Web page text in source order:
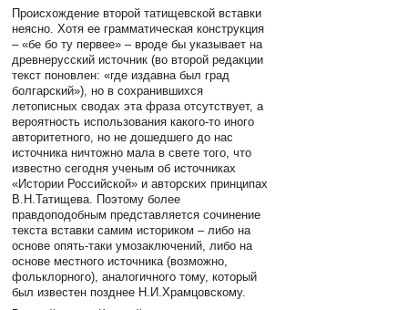
Происхождение второй татищевской вставки
неясно. Хотя ее грамматическая конструкция
– «бе бо ту первее» – вроде бы указывает на
древнерусский источник (во второй редакции
текст поновлен: «где издавна был град
болгарский»), но в сохранившихся
летописных сводах эта фраза отсутствует, а
вероятность использования какого-то иного
авторитетного, но не дошедшего до нас
источника ничтожно мала в свете того, что
известно сегодня ученым об источниках
«Истории Российской» и авторских принципах
В.Н.Татищева. Поэтому более
правдоподобным представляется сочинение
текста вставки самим историком – либо на
основе опять-таки умозаключений, либо на
основе местного источника (возможно,
фольклорного), аналогичного тому, который
был известен позднее Н.И.Храмцовскому.